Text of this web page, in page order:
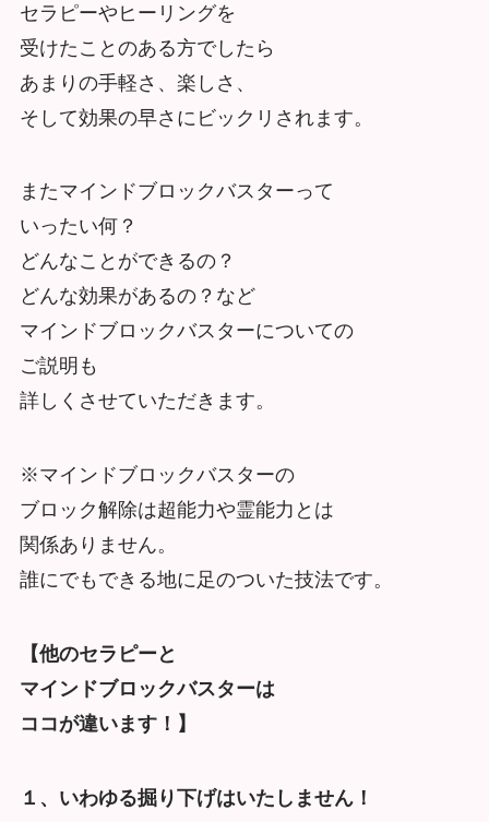
セラピーやヒーリングを
受けたことのある方でしたら
あまりの手軽さ、楽しさ、
そして効果の早さにビックリされます。
またマインドブロックバスターって
いったい何？
どんなことができるの？
どんな効果があるの？など
マインドブロックバスターについての
ご説明も
詳しくさせていただきます。
※マインドブロックバスターの
ブロック解除は超能力や霊能力とは
関係ありません。
誰にでもできる地に足のついた技法です。
【他のセラピーと
マインドブロックバスターは
ココが違います！】
１、いわゆる掘り下げはいたしません！